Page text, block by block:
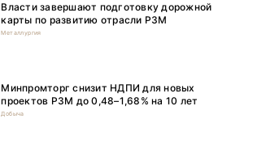
Власти завершают подготовку дорожной
карты по развитию отрасли РЗМ
Металлургия
Минпромторг снизит НДПИ для новых
проектов РЗМ до 0,48–1,68% на 10 лет
Добыча